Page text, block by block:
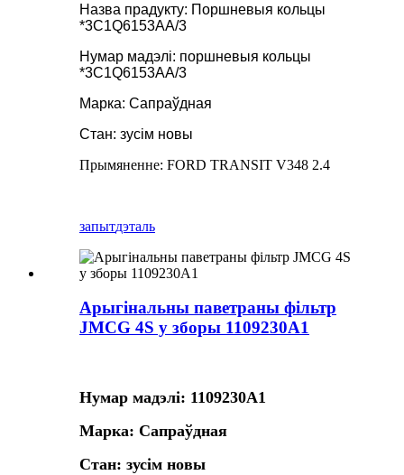
Назва прадукту: Поршневыя кольцы
*3C1Q6153AA/3
Нумар мадэлі: поршневыя кольцы
*3C1Q6153AA/3
Марка: Сапраўдная
Стан: зусім новы
Прымяненне: FORD TRANSIT V348 2.4
запытдэталь
Арыгінальны паветраны фільтр
JMCG 4S у зборы 1109230A1
Нумар мадэлі: 1109230A1
Марка: Сапраўдная
Стан: зусім новы